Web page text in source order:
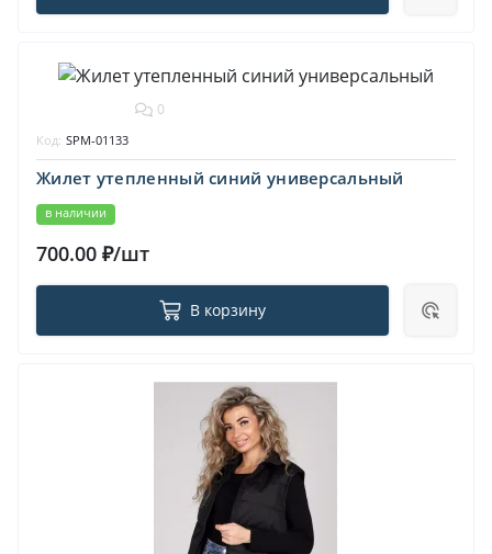
0
Жилет утепленный синий универсальный
в наличии
Код: SPM-01133
700.00 ₽/шт
В корзину